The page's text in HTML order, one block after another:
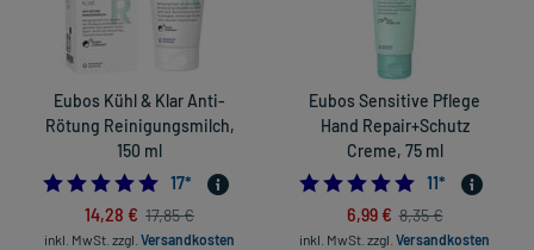
Eubos Kühl & Klar Anti-
Rötung Reinigungsmilch,
150 ml
4.882352941176471
17*
14,28 € 17,85 €
inkl. MwSt. zzgl. Versandkosten
Eubos Sensitive Pflege
Hand Repair+Schutz
Creme, 75 ml
5.0
11*
6,99 € 8,35 €
inkl. MwSt. zzgl. Versandkosten